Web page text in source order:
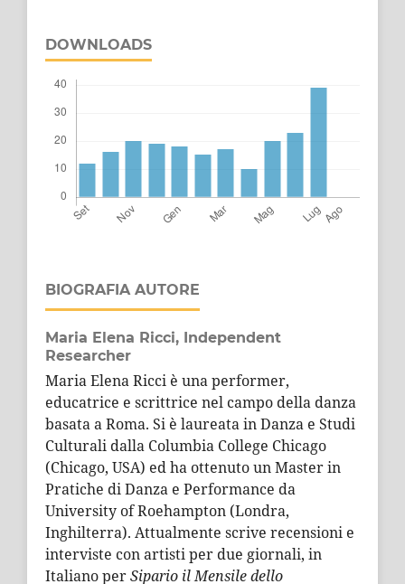
DOWNLOADS
BIOGRAFIA AUTORE
Maria Elena Ricci, Independent
Researcher
Maria Elena Ricci è una performer,
educatrice e scrittrice nel campo della danza
basata a Roma. Si è laureata in Danza e Studi
Culturali dalla Columbia College Chicago
(Chicago, USA) ed ha ottenuto un Master in
Pratiche di Danza e Performance da
University of Roehampton (Londra,
Inghilterra). Attualmente scrive recensioni e
interviste con artisti per due giornali, in
Italiano perSipario il Mensile dello